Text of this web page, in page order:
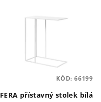
FERA přístavný stolek bílá
KÓD: 66199